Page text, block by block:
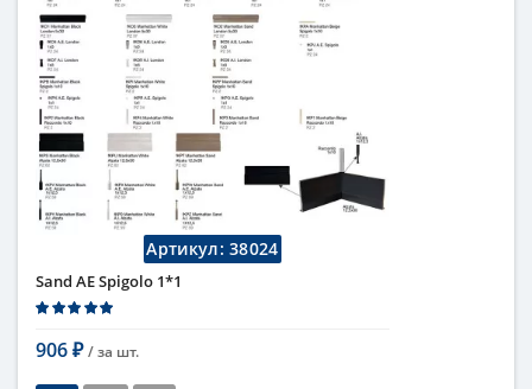
Высота
1 см
Цвет
темный, коричневый
Страна
Италия
Поверхность
глянцевая
Коллекция
Fap Ceramiche
Артикул:38024
Sand AE Spigolo 1*1
906 ₽ / за шт.